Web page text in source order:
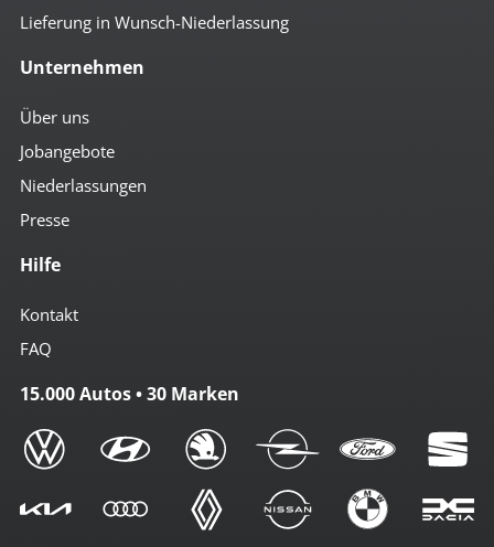
Lieferung in Wunsch-Niederlassung
Unternehmen
Über uns
Jobangebote
Niederlassungen
Presse
Hilfe
Kontakt
FAQ
15.000 Autos • 30 Marken